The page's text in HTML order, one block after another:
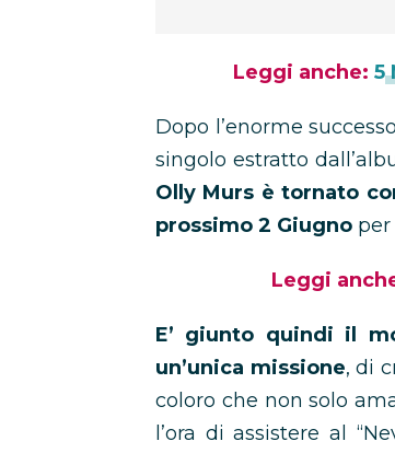
Leggi anche: 5
Dopo l’enorme
singolo estratto
Olly Murs è tornato
prossimo 2 Giugno
Leggi
E’ giunto quindi il
un’unica missione, di
coloro che non solo
l’ora di assistere al